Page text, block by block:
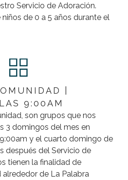
Servicio de Adoración.
de 0 a 5 años durante el
|
9:00AM
son grupos que nos
3 domingos del mes en
y el cuarto domingo de
después del Servicio de
tienen la finalidad de
de La Palabra